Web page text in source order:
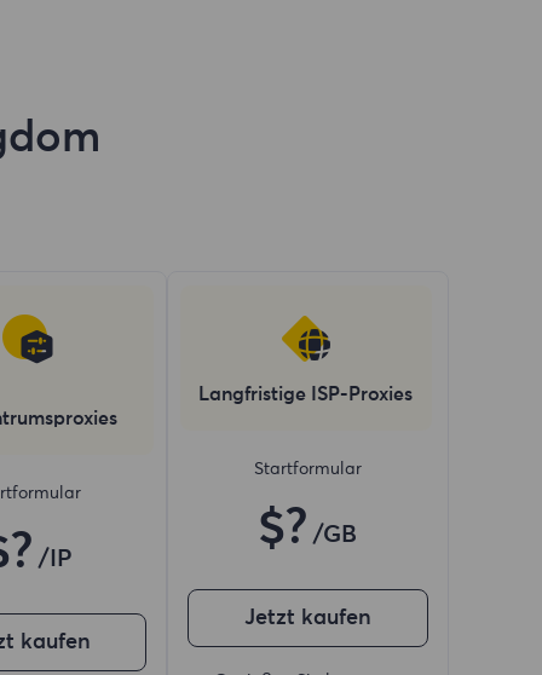
/IP
kaufen
Langfristige ISP-Proxies
Startformular
$? /GB
Jetzt kaufen